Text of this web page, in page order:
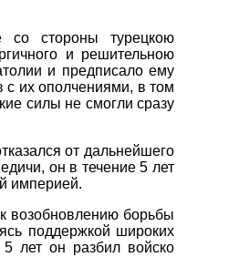
со стороны турецкою
и решительною
и предписало ему
с их ополчениями, в том
силы не смогли сразу
от дальнейшего
он в течение 5 лет
империей.
возобновлению борьбы
поддержкой широких
лет он разбил войско